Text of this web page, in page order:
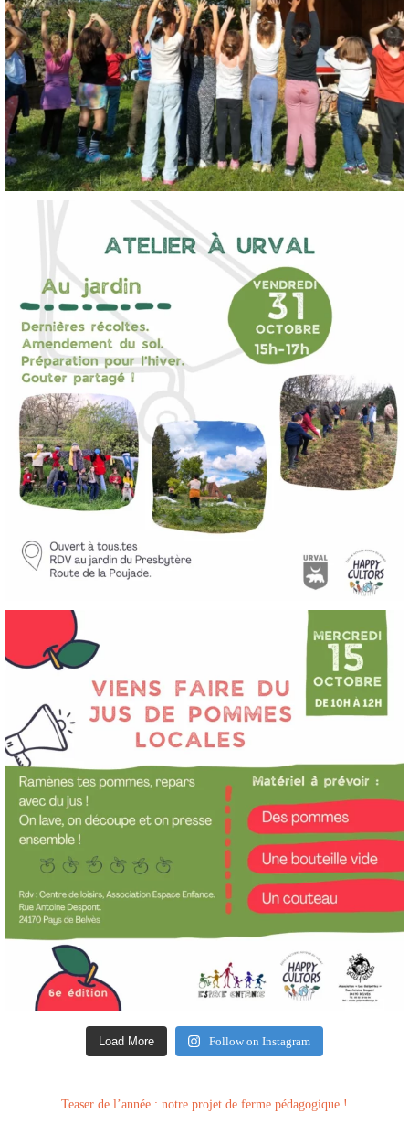
Load More Follow on Instagram
Teaser de l’année : notre projet de ferme pédagogique !